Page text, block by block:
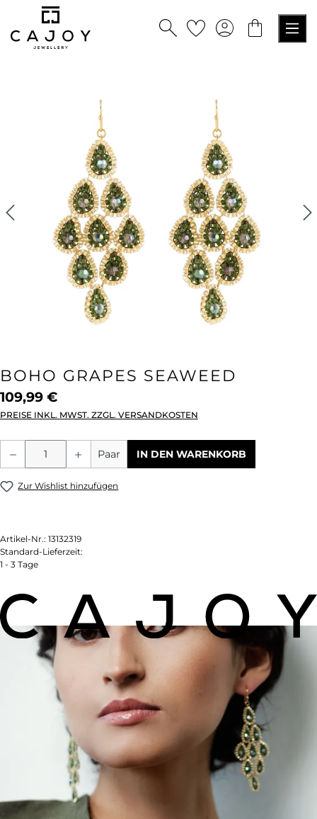
springen
BOHO GRAPES SEAWEED
109,99 €
PREISE INKL. MWST. ZZGL. VERSANDKOSTEN
Produkt Anzahl: Gib den gewünschten
Paar IN DEN WARENKORB
Zur Wishlist hinzufügen
Artikel-Nr.: 13132319
Standard-Lieferzeit:
1 - 3 Tage